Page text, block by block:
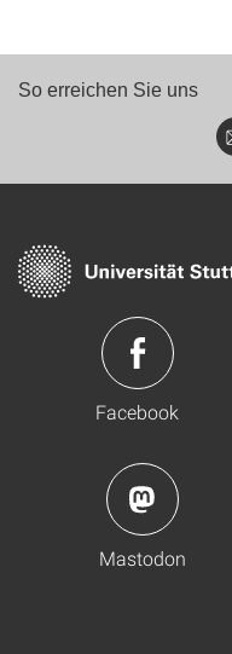
So erreichen Sie uns
Facebook
Mastodon